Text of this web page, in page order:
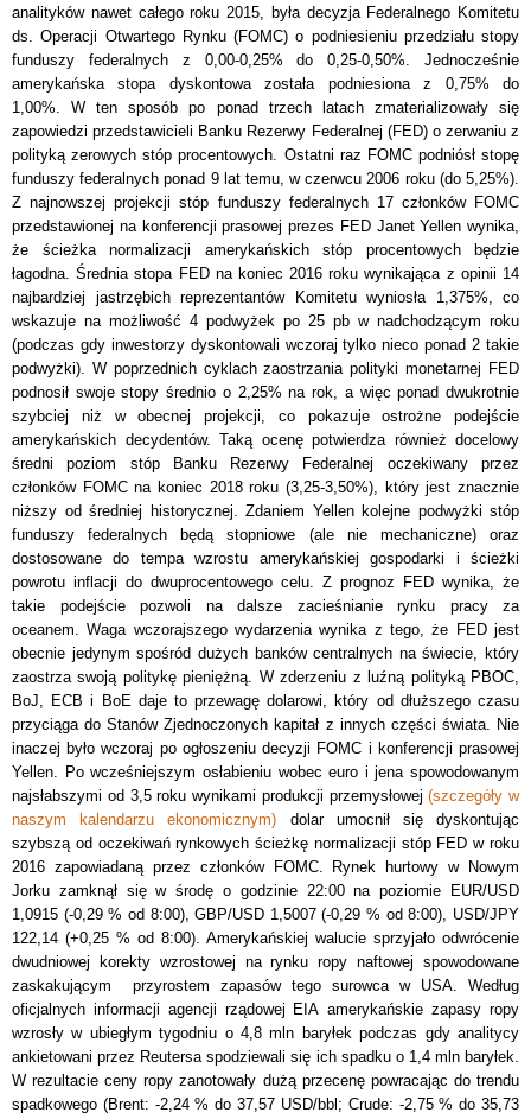
analityków nawet całego roku 2015, była decyzja Federalnego Komitetu
ds. Operacji Otwartego Rynku (FOMC) o podniesieniu przedziału stopy
funduszy federalnych z 0,00-0,25% do 0,25-0,50%. Jednocześnie
amerykańska stopa dyskontowa została podniesiona z 0,75% do
1,00%. W ten sposób po ponad trzech latach zmaterializowały się
zapowiedzi przedstawicieli Banku Rezerwy Federalnej (FED) o zerwaniu z
polityką zerowych stóp procentowych. Ostatni raz FOMC podniósł stopę
funduszy federalnych ponad 9 lat temu, w czerwcu 2006 roku (do 5,25%).
Z najnowszej projekcji stóp funduszy federalnych 17 członków FOMC
przedstawionej na konferencji prasowej prezes FED Janet Yellen wynika,
że ścieżka normalizacji amerykańskich stóp procentowych będzie
łagodna. Średnia stopa FED na koniec 2016 roku wynikająca z opinii 14
najbardziej jastrzębich reprezentantów Komitetu wyniosła 1,375%, co
wskazuje na możliwość 4 podwyżek po 25 pb w nadchodzącym roku
(podczas gdy inwestorzy dyskontowali wczoraj tylko nieco ponad 2 takie
podwyżki). W poprzednich cyklach zaostrzania polityki monetarnej FED
podnosił swoje stopy średnio o 2,25% na rok, a więc ponad dwukrotnie
szybciej niż w obecnej projekcji, co pokazuje ostrożne podejście
amerykańskich decydentów. Taką ocenę potwierdza również docelowy
średni poziom stóp Banku Rezerwy Federalnej oczekiwany przez
członków FOMC na koniec 2018 roku (3,25-3,50%), który jest znacznie
niższy od średniej historycznej. Zdaniem Yellen kolejne podwyżki stóp
funduszy federalnych będą stopniowe (ale nie mechaniczne) oraz
dostosowane do tempa wzrostu amerykańskiej gospodarki i ścieżki
powrotu inflacji do dwuprocentowego celu. Z prognoz FED wynika, że
takie podejście pozwoli na dalsze zacieśnianie rynku pracy za
oceanem. Waga wczorajszego wydarzenia wynika z tego, że FED jest
obecnie jedynym spośród dużych banków centralnych na świecie, który
zaostrza swoją politykę pieniężną. W zderzeniu z luźną polityką PBOC,
BoJ, ECB i BoE daje to przewagę dolarowi, który od dłuższego czasu
przyciąga do Stanów Zjednoczonych kapitał z innych części świata. Nie
inaczej było wczoraj po ogłoszeniu decyzji FOMC i konferencji prasowej
Yellen. Po wcześniejszym osłabieniu wobec euro i jena spowodowanym
najsłabszymi od 3,5 roku wynikami produkcji przemysłowej(szczegóły w
naszym kalendarzu ekonomicznym) dolar umocnił się dyskontując
szybszą od oczekiwań rynkowych ścieżkę normalizacji stóp FED w roku
2016 zapowiadaną przez członków FOMC. Rynek hurtowy w Nowym
Jorku zamknął się w środę o godzinie 22:00 na poziomie EUR/USD
1,0915 (-0,29 % od 8:00), GBP/USD 1,5007 (-0,29 % od 8:00), USD/JPY
122,14 (+0,25 % od 8:00). Amerykańskiej walucie sprzyjało odwrócenie
dwudniowej korekty wzrostowej na rynku ropy naftowej spowodowane
zaskakującym przyrostem zapasów tego surowca w USA. Według
oficjalnych informacji agencji rządowej EIA amerykańskie zapasy ropy
wzrosły w ubiegłym tygodniu o 4,8 mln baryłek podczas gdy analitycy
ankietowani przez Reutersa spodziewali się ich spadku o 1,4 mln baryłek.
W rezultacie ceny ropy zanotowały dużą przecenę powracając do trendu
spadkowego (Brent: -2,24 % do 37,57 USD/bbl; Crude: -2,75 % do 35,73